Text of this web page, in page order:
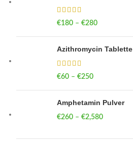
€180 – €280
Azithromycin Tablette
€60 – €250
Amphetamin Pulver
€260 – €2,580